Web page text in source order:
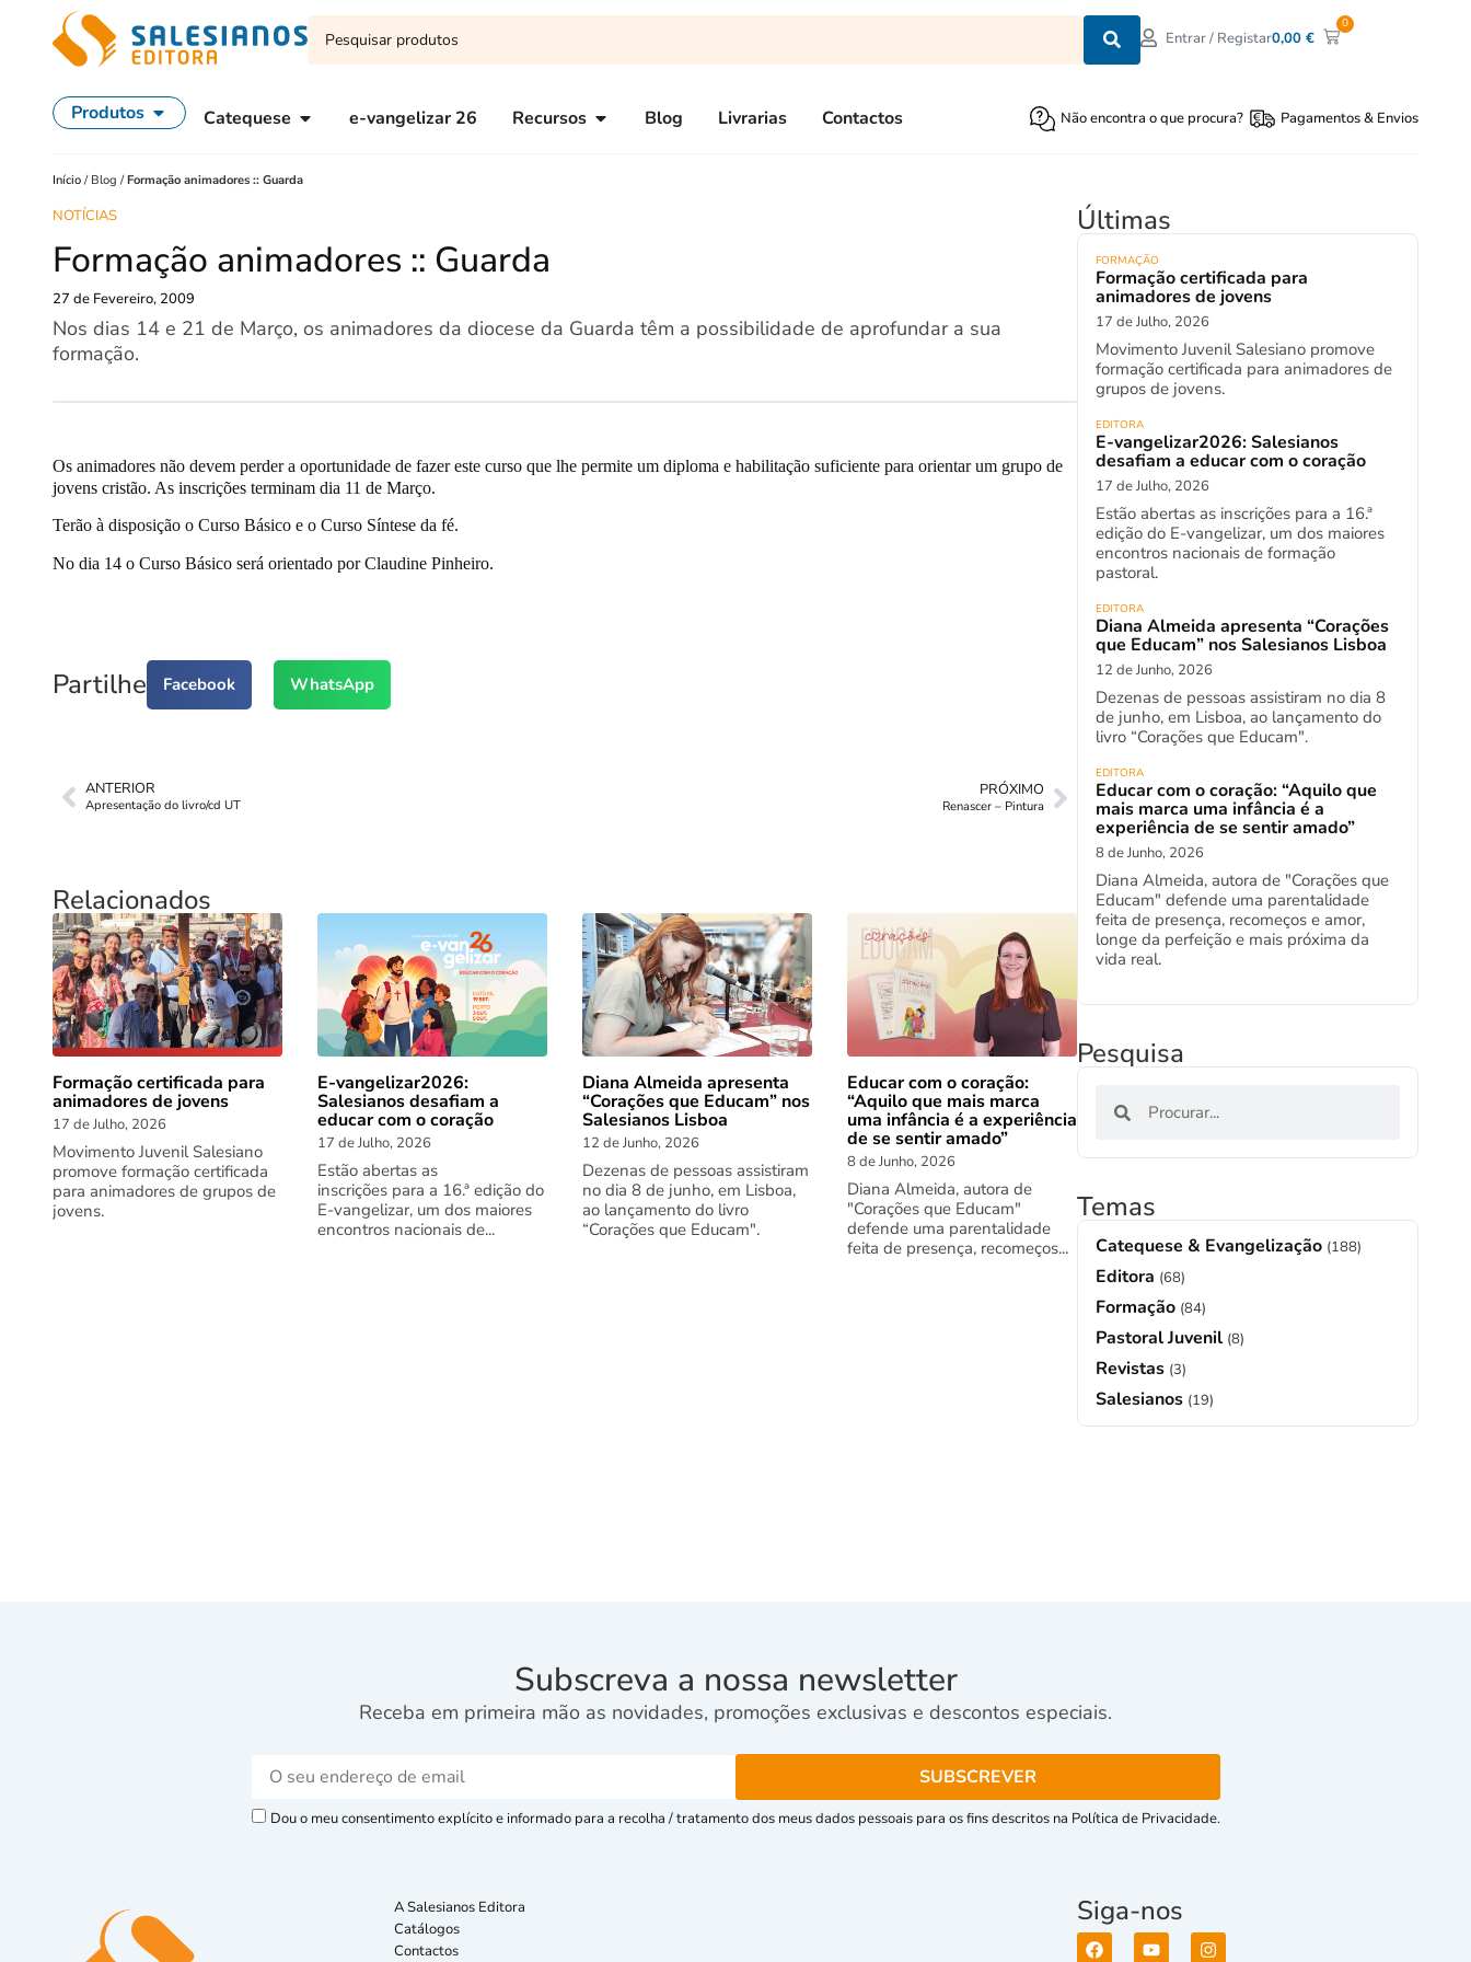
Entrar / Registar0,00€
0
Produtos Catequese e-vangelizar 26 Recursos Blog Livrarias Contactos Não encontra o que procura? Pagamentos & Envios
Início / Blog /Formação animadores :: Guarda
NOTÍCIAS
Formação animadores :: Guarda
27 de Fevereiro, 2009
Nos dias 14 e 21 de Março, os animadores da diocese da Guarda têm a possibilidade de aprofundar a sua
formação.
Os animadores não devem perder a oportunidade de fazer este curso que lhe permite um diploma e habilitação suficiente para orientar um grupo de
jovens cristão. As inscrições terminam dia 11 de Março.
Terão à disposição o Curso Básico e o Curso Síntese da fé.
No dia 14 o Curso Básico será orientado por Claudine Pinheiro.
Partilhe Facebook WhatsApp
ANTERIOR
Apresentação do livro/cd UT
PRÓXIMO
Renascer – Pintura
Relacionados
Formação certificada para
animadores de jovens
17 de Julho, 2026
Movimento Juvenil Salesiano
promove formação certificada
para animadores de grupos de
jovens.
E-vangelizar2026:
Salesianos desafiam a
educar com o coração
17 de Julho, 2026
Estão abertas as
inscrições para a 16.ª edição do
E-vangelizar, um dos maiores
encontros nacionais de...
Diana Almeida apresenta
“Corações que Educam” nos
Salesianos Lisboa
12 de Junho, 2026
Dezenas de pessoas assistiram
no dia 8 de junho, em Lisboa,
ao lançamento do livro
“Corações que Educam".
Educar com o coração:
“Aquilo que mais marca
uma infância é a experiência
de se sentir amado”
8 de Junho, 2026
Diana Almeida, autora de
"Corações que Educam"
defende uma parentalidade
feita de presença, recomeços...
Últimas
FORMAÇÃO
Formação certificada para
animadores de jovens
17 de Julho, 2026
Movimento Juvenil Salesiano promove
formação certificada para animadores de
grupos de jovens.
EDITORA
E-vangelizar2026: Salesianos
desafiam a educar com o coração
17 de Julho, 2026
Estão abertas as inscrições para a 16.ª
edição do E-vangelizar, um dos maiores
encontros nacionais de formação
pastoral.
EDITORA
Diana Almeida apresenta “Corações
que Educam” nos Salesianos Lisboa
12 de Junho, 2026
Dezenas de pessoas assistiram no dia 8
de junho, em Lisboa, ao lançamento do
livro “Corações que Educam".
EDITORA
Educar com o coração: “Aquilo que
mais marca uma infância é a
experiência de se sentir amado”
8 de Junho, 2026
Diana Almeida, autora de "Corações que
Educam" defende uma parentalidade
feita de presença, recomeços e amor,
longe da perfeição e mais próxima da
vida real.
Pesquisa
Temas
Catequese & Evangelização (188)
Editora (68)
Formação (84)
Pastoral Juvenil (8)
Revistas (3)
Salesianos (19)
Subscreva a nossa newsletter
Receba em primeira mão as novidades, promoções exclusivas e descontos especiais.
Dou o meu consentimento explícito e informado para a recolha / tratamento dos meus dados pessoais para os fins descritos na Política de Privacidade.
A Salesianos Editora
Catálogos
Contactos
Siga-nos